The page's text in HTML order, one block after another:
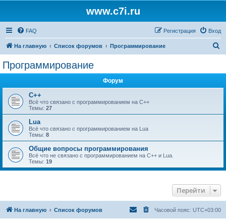
www.c7i.ru
FAQ Вход
Регистрация
На главную Список форумов Программирование
Программирование
Форум
C++
Всё что связано с программированием на С++
Темы: 27
Lua
Всё что связано с программированием на Lua
Темы: 8
Общие вопросы программирования
Всё что не связано с программированием на C++ и Lua.
Темы: 19
Перейти
На главную Список форумов Часовой пояс: UTC+03:00